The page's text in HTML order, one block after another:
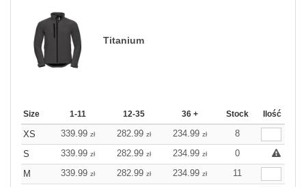
Titanium
Size 1-11 12-35 36 + Stock Ilość
XS 339.99 zł 282.99 zł 234.99 zł
8
S
339.99 zł 282.99 zł 234.99 zł
0
M
339.99 zł 282.99 zł 234.99 zł
11